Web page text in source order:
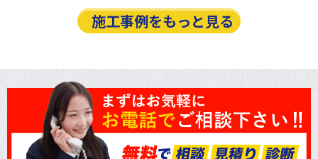
施工事例をもっと見る